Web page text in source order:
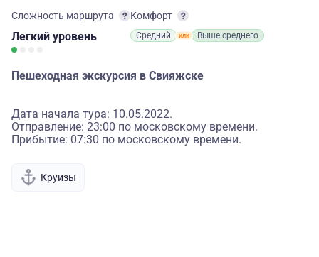
Сложность маршрута
Легкий уровень
Комфорт
Средний Выше среднего
Пешеходная экскурсия в Свияжске
Дата начала тура: 10.05.2022.
Отправление: 23:00 по московскому времени.
Прибытие: 07:30 по московскому времени.
Круизы